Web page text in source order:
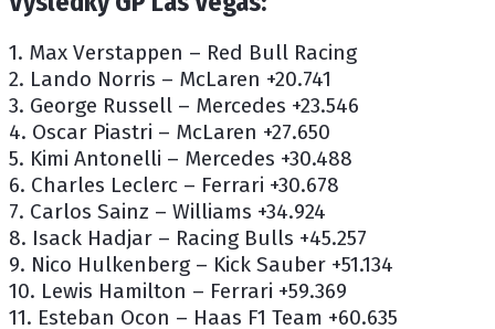
1. Max Verstappen – Red Bull Racing
2. Lando Norris – McLaren +20.741
3. George Russell – Mercedes +23.546
4. Oscar Piastri – McLaren +27.650
5. Kimi Antonelli – Mercedes +30.488
6. Charles Leclerc – Ferrari +30.678
7. Carlos Sainz – Williams +34.924
8. Isack Hadjar – Racing Bulls +45.257
9. Nico Hulkenberg – Kick Sauber +51.134
10. Lewis Hamilton – Ferrari +59.369
11. Esteban Ocon – Haas F1 Team +60.635